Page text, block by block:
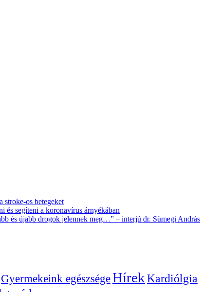
stroke-os betegeket
és segíteni a koronavírus árnyékában
és újabb drogok jelennek meg…” – interjú dr. Sümegi András
Gyermekeink egészségeHírekKardiólgia